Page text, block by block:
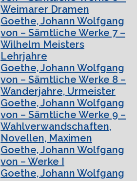
Weimarer Dramen
Goethe, Johann Wolfgang
von – Sämtliche Werke 7 –
Wilhelm Meisters
Lehrjahre
Goethe, Johann Wolfgang
von – Sämtliche Werke 8 –
Wanderjahre, Urmeister
Goethe, Johann Wolfgang
von – Sämtliche Werke 9 –
Wahlverwandschaften,
Novellen, Maximen
Goethe, Johann Wolfgang
von – Werke I
Goethe, Johann Wolfgang